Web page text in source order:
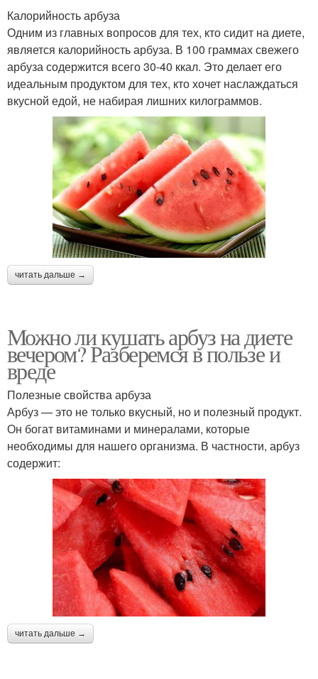
Калорийность арбуза
Одним из главных вопросов для тех, кто сидит на диете,
является калорийность арбуза. В 100 граммах свежего
арбуза содержится всего 30-40 ккал. Это делает его
идеальным продуктом для тех, кто хочет наслаждаться
вкусной едой, не набирая лишних килограммов.
читать дальше →
Можно ли кушать арбуз на диете
вечером? Разберемся в пользе и
вреде
Полезные свойства арбуза
Арбуз — это не только вкусный, но и полезный продукт.
Он богат витаминами и минералами, которые
необходимы для нашего организма. В частности, арбуз
содержит:
читать дальше →